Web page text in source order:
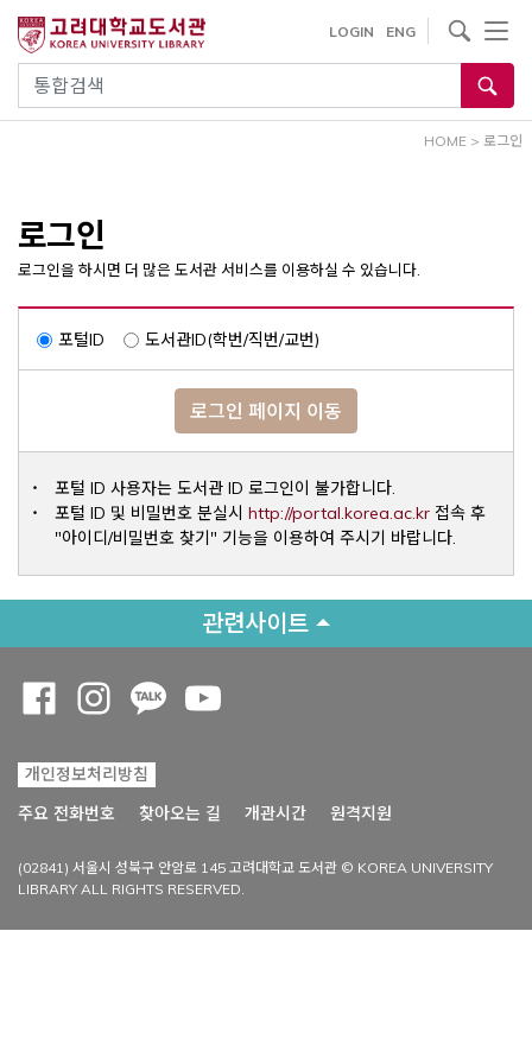
건
통합검색
LOGIN ENG
사이트내 검색
HOME > 로그인
로그인
로그인을 하시면 더 많은 도서관 서비스를 이용하실 수 있습니다.
포털ID 도서관ID(학번/직번/교번)
로그인 페이지 이동
포털 ID 사용자는 도서관 ID 로그인이 불가합니다.
포털 ID 및 비밀번호 분실시 http://portal.korea.ac.krOpens a
접속 후
"아이디/비밀번호 찾기" 기능을 이용하여 주시기 바랍니다.
관련사이트
개인정보처리방침
주요 전화번호
찾아오는 길 개관시간 원격지원
(02841) 서울시 성북구 안암로 145 고려대학교 도서관 © KOREA UNIVERSITY
LIBRARY ALL RIGHTS RESERVED.
Opens a new window
Opens a new window
Opens a new window